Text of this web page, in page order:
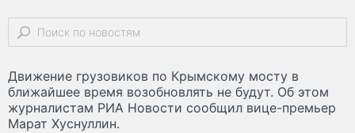
Движение грузовиков по Крымскому мосту в
ближайшее время возобновлять не будут. Об этом
журналистам РИА Новости сообщил вице-премьер
Марат Хуснуллин.